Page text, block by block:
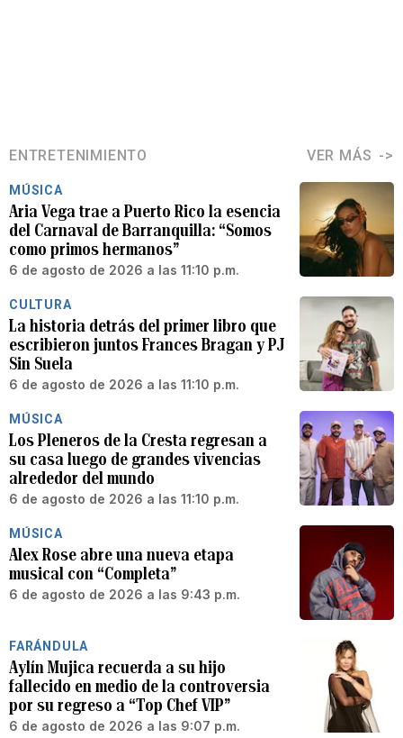
ENTRETENIMIENTO VER MÁS
MÚSICA
Aria Vega trae a Puerto Rico la esencia
del Carnaval de Barranquilla: “Somos
como primos hermanos”
6 de agosto de 2026 a las 11:10 p.m.
CULTURA
La historia detrás del primer libro que
escribieron juntos Frances Bragan y PJ
Sin Suela
6 de agosto de 2026 a las 11:10 p.m.
MÚSICA
Los Pleneros de la Cresta regresan a
su casa luego de grandes vivencias
alrededor del mundo
6 de agosto de 2026 a las 11:10 p.m.
MÚSICA
Alex Rose abre una nueva etapa
musical con “Completa”
6 de agosto de 2026 a las 9:43 p.m.
FARÁNDULA
Aylín Mujica recuerda a su hijo
fallecido en medio de la controversia
por su regreso a “Top Chef VIP”
6 de agosto de 2026 a las 9:07 p.m.